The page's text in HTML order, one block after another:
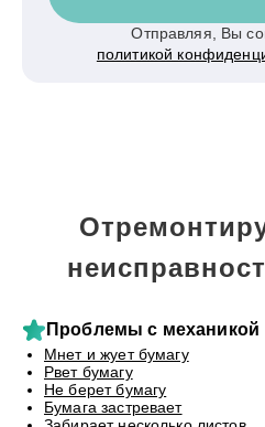
Отправляя, Вы
политикой
Проблемы с механикой
Мнет и жует бумагу
Рвет бумагу
Не берет бумагу
Бумага застревает